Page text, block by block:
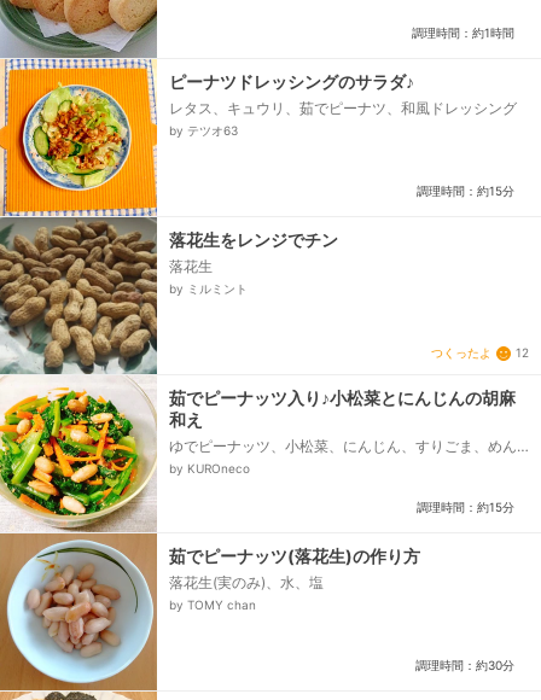
調理時間：約1時間
ピーナツドレッシングのサラダ♪
レタス、キュウリ、茹でピーナツ、和風ドレッシング
by テツオ63
調理時間：約15分
落花生をレンジでチン
落花生
by ミルミント
つくったよ 12
茹でピーナッツ入り♪小松菜とにんじんの胡麻
和え
ゆでピーナッツ、小松菜、にんじん、すりごま、めん
つゆ、ごま油
by KUROneco
調理時間：約15分
茹でピーナッツ(落花生)の作り方
落花生(実のみ)、水、塩
by TOMY chan
調理時間：約30分